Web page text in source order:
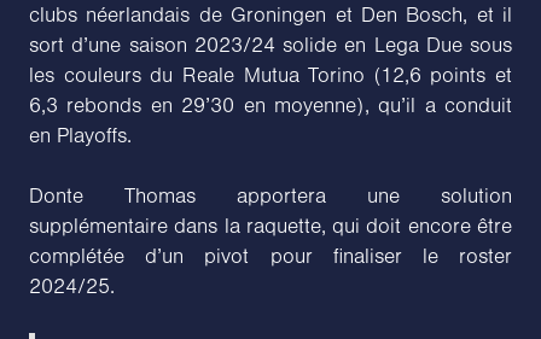
clubs néerlandais de Groningen et Den Bosch, et il
sort d’une saison 2023/24 solide en Lega Due sous
les couleurs du Reale Mutua Torino (12,6 points et
6,3 rebonds en 29’30 en moyenne), qu’il a conduit
en Playoffs.
Donte Thomas apportera une solution
supplémentaire dans la raquette, qui doit encore être
complétée d’un pivot pour finaliser le roster
2024/25.